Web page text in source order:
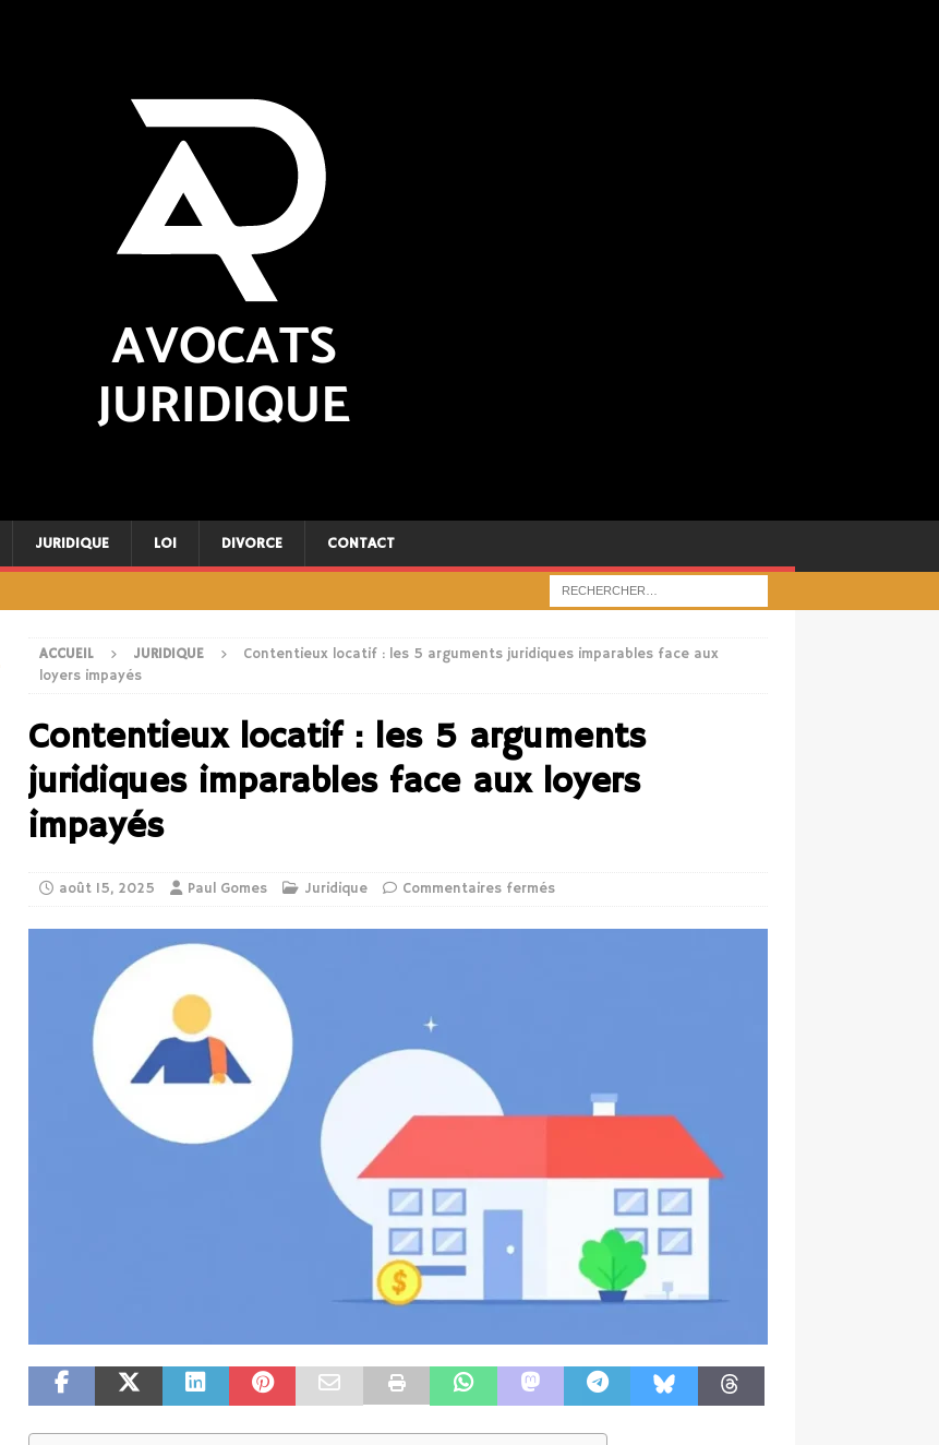
JURIDIQUE LOI DIVORCE CONTACT
ACCUEIL JURIDIQUE
Contentieux locatif : les 5 arguments juridiques imparables face aux
loyers impayés
Contentieux locatif : les 5 arguments
juridiques imparables face aux loyers
impayés
août 15, 2025 Paul Gomes Juridique Commentaires fermés